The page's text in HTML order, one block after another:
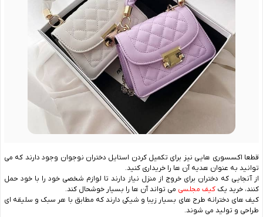
قطعا اکسسوری هایی نیز برای تکمیل کردن استایل دختران نوجوان وجود دارند که می
توانید به عنوان هدیه آن ها را خریداری کنید.
از آنجایی که دختران برای خروج از منزل نیاز دارند تا لوازم شخصی خود را با خود حمل
کنند، خرید یک کیف مجلسی می تواند آن ها را بسیار خوشحال کند.
کیف های دخترانه طرح های بسیار زیبا و شیکی دارند که مطابق با هر سبک و سلیقه ای
طراحی و تولید می شوند.